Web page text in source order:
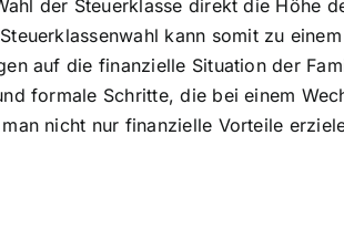
der Steuerklasse direkt die Höhe
kann somit zu
auf die finanzielle Situation der
formale Schritte, die bei einem
nicht nur finanzielle Vorteile